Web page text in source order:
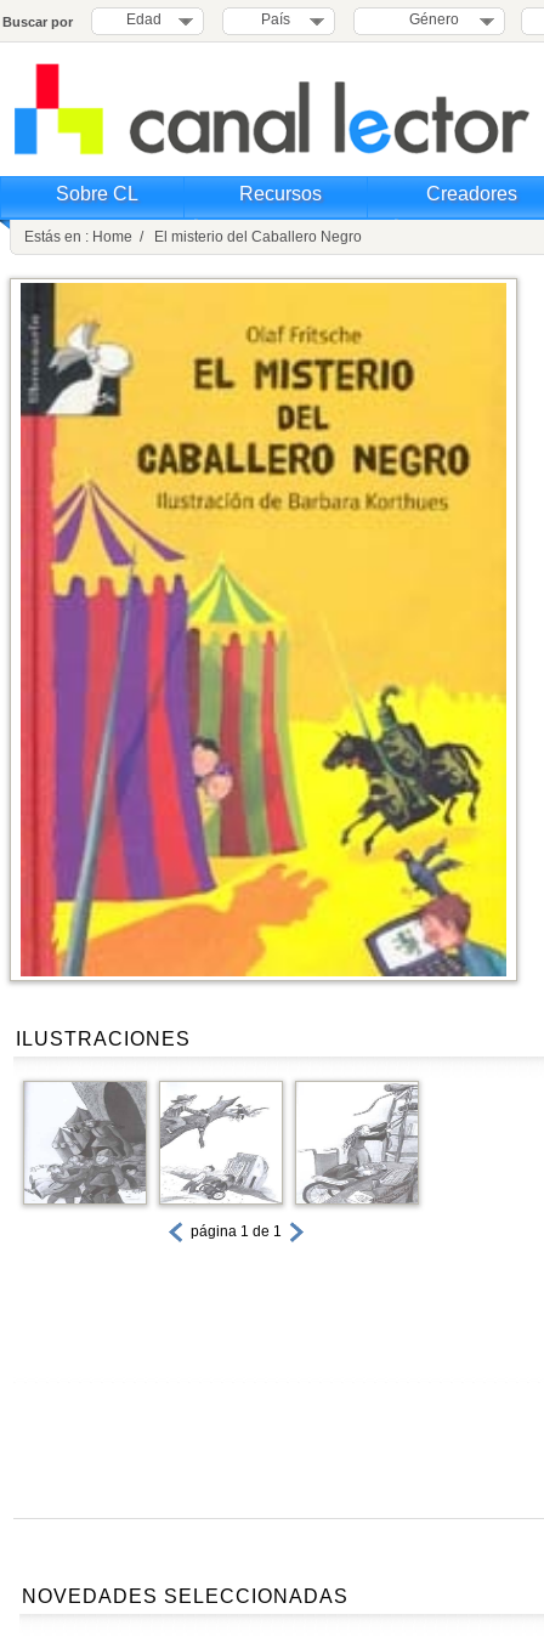
Buscar por Edad País Género
Sobre CL Recursos Creadores
Estás en : Home / El misterio del Caballero Negro
ILUSTRACIONES
página 1 de 1
NOVEDADES SELECCIONADAS